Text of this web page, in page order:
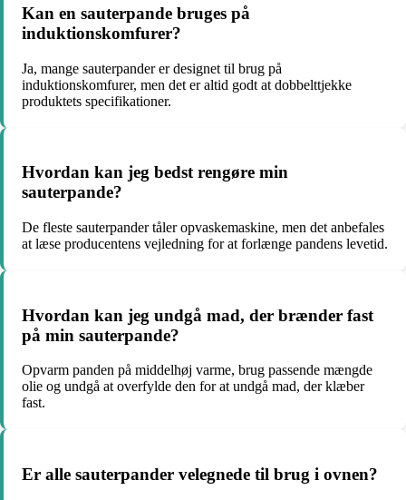
Kan en sauterpande bruges på
induktionskomfurer?
Ja, mange sauterpander er designet til brug på
induktionskomfurer, men det er altid godt at dobbelttjekke
produktets specifikationer.
Hvordan kan jeg bedst rengøre min
sauterpande?
De fleste sauterpander tåler opvaskemaskine, men det anbefales
at læse producentens vejledning for at forlænge pandens levetid.
Hvordan kan jeg undgå mad, der brænder fast
på min sauterpande?
Opvarm panden på middelhøj varme, brug passende mængde
olie og undgå at overfylde den for at undgå mad, der klæber
fast.
Er alle sauterpander velegnede til brug i ovnen?